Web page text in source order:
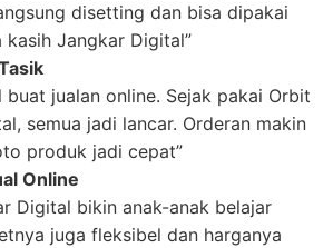
disetting dan bisa dipakai
kasih Jangkar Digital”
buat jualan online. Sejak pakai Orbit
semua jadi lancar. Orderan makin
produk jadi cepat”
Online
Digital bikin anak-anak belajar
juga fleksibel dan harganya